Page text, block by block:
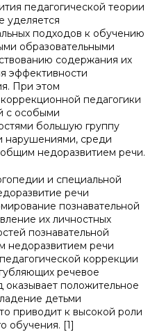
педагогической теории
уделяется
подходов к обучению
образовательными
содержания их
эффективности
При этом
педагогики
с особыми
большую группу
нарушениями, среди
недоразвитием речи.
и специальной
речи
познавательной
их личностных
познавательной
недоразвитием речи
коррекции
речевое
положительное
детьми
приводит к высокой роли
обучения. [1]